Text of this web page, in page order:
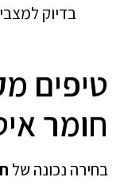
בדיוק
טיפים
חומר
בחירה נכונה של